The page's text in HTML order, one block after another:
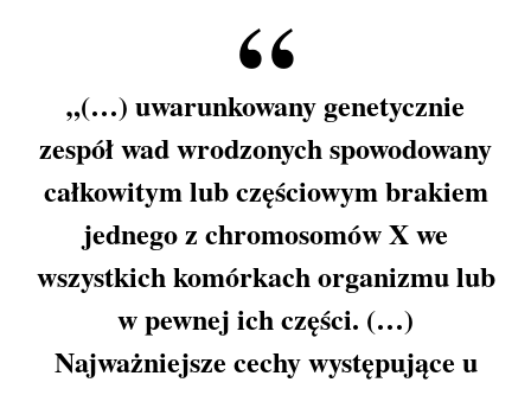
„(…) uwarunkowany genetycznie
zespół wad wrodzonych spowodowany
całkowitym lub częściowym brakiem
jednego z chromosomów X we
wszystkich komórkach organizmu lub
w pewnej ich części. (…)
Najważniejsze cechy występujące u